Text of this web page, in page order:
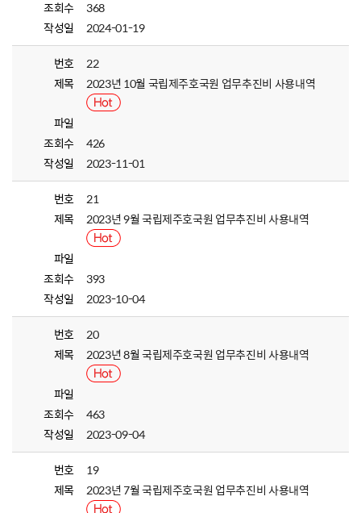
조회수
368
작성일
2024-01-19
번호
22
제목
2023년 10월 국립제주호국원 업무추진비 사용내역
파일
조회수
426
작성일
2023-11-01
번호
21
제목
2023년 9월 국립제주호국원 업무추진비 사용내역
파일
조회수
393
작성일
2023-10-04
번호
20
제목
2023년 8월 국립제주호국원 업무추진비 사용내역
파일
조회수
463
작성일
2023-09-04
번호
19
제목
2023년 7월 국립제주호국원 업무추진비 사용내역